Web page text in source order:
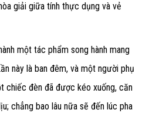
giải giữa tính thực dụng và vẻ
một tác phẩm song hành mang
này là ban đêm, và một người phụ
chiếc đèn đã được kéo xuống, căn
chẳng bao lâu nữa sẽ đến lúc pha